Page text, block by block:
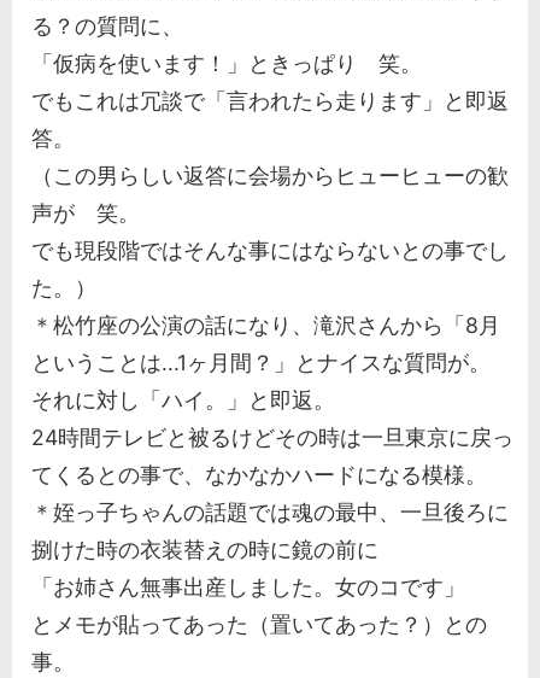
る？の質問に、
「仮病を使います！」ときっぱり 笑。
でもこれは冗談で「言われたら走ります」と即返
答。
（この男らしい返答に会場からヒューヒューの歓
声が 笑。
でも現段階ではそんな事にはならないとの事でし
た。）
＊松竹座の公演の話になり、滝沢さんから「8月
ということは...1ヶ月間？」とナイスな質問が。
それに対し「ハイ。」と即返。
24時間テレビと被るけどその時は一旦東京に戻っ
てくるとの事で、なかなかハードになる模様。
＊姪っ子ちゃんの話題では魂の最中、一旦後ろに
捌けた時の衣装替えの時に鏡の前に
「お姉さん無事出産しました。女のコです」
とメモが貼ってあった（置いてあった？）との
事。